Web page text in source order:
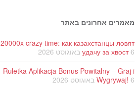
מאמרים אחרונים באתר
20000x crazy time: как казахстанцы ловят
удачу за хвост 6 באוגוסט 2026
Ruletka Aplikacja Bonus Powitalny – Graj i
Wygrywaj! 6 באוגוסט 2026